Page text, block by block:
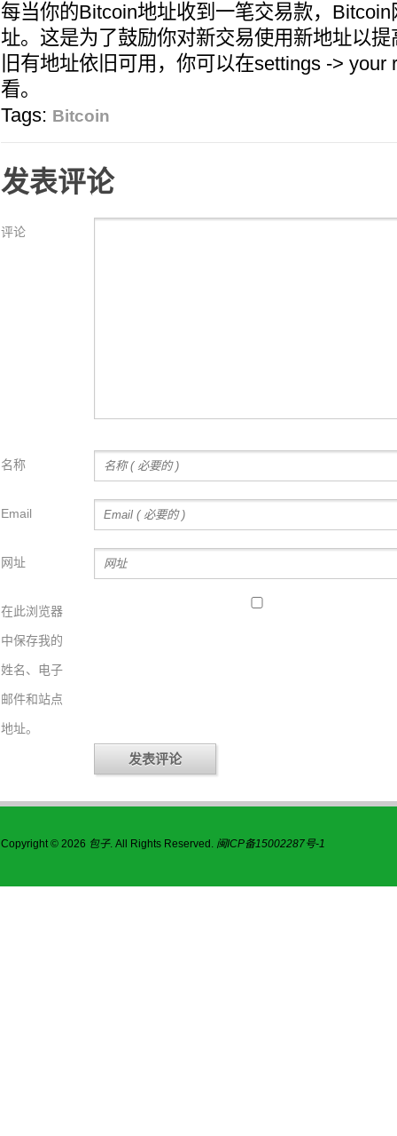
每当你的Bitcoin地址收到一笔交易款，
址。这是为了鼓励你对新交易使用新地址以
旧有地址依旧可用，你可以在settings -> your
看。
Tags: Bitcoin
发表评论
评论
名称
Email
网址
在此浏览器
中保存我的
姓名、电子
邮件和站点
地址。
Copyright © 2026 包子. All Rights Reserved. 闽ICP备15002287号-1